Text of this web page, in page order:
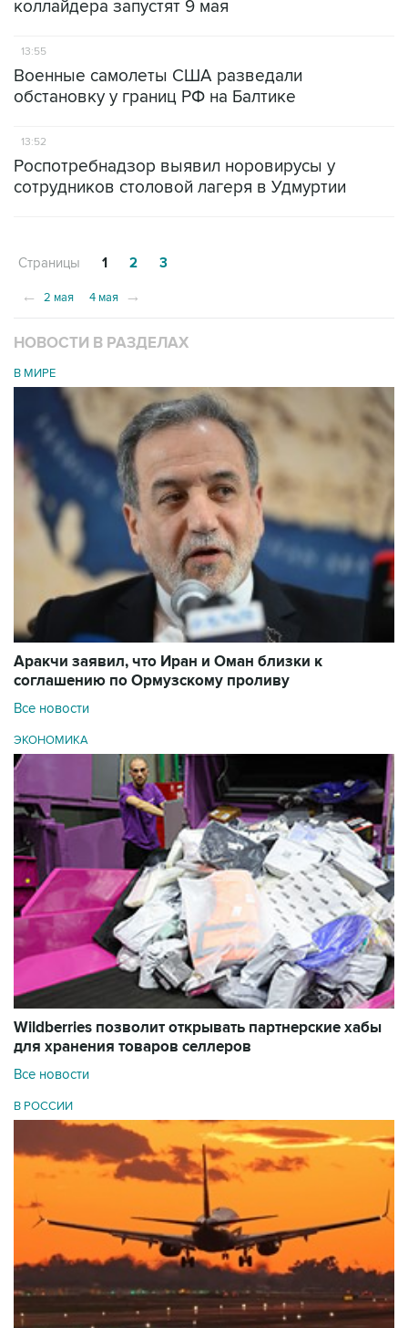
коллайдера запустят 9 мая
13:55
Военные самолеты США разведали
обстановку у границ РФ на Балтике
13:52
Роспотребнадзор выявил норовирусы у
сотрудников столовой лагеря в Удмуртии
Страницы 1 2 3
← 2 мая 4 мая →
НОВОСТИ В РАЗДЕЛАХ
В МИРЕ
Аракчи заявил, что Иран и Оман близки к
соглашению по Ормузскому проливу
Все новости
ЭКОНОМИКА
Wildberries позволит открывать партнерские хабы
для хранения товаров селлеров
Все новости
В РОССИИ